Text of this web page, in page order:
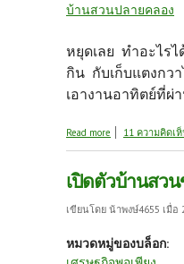
บ้านสวนปลายคลอง
หยุดเลย ทำอะไร
กิน กับเก็บแตงกวา
เอางานอาทิตย์ที่
Read more about หนึ่งอาทิต
11 ความคิดเ
เปิดตัวบ้านสวน
เขียนโดย น้าพงษ์4655 เมื่อ
หมวดหมู่ของบล็อก: